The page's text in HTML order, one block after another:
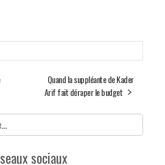
Quand la suppléante de Kader
Arif fait déraper le budget
sociaux